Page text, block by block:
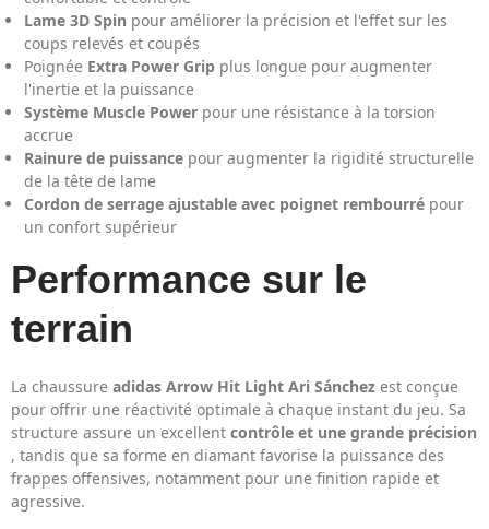
Lame 3D Spin pour améliorer la précision et l'effet sur les
coups relevés et coupés
Poignée Extra Power Grip plus longue pour augmenter
l'inertie et la puissance
Système Muscle Power pour une résistance à la torsion
accrue
Rainure de puissance pour augmenter la rigidité structurelle
de la tête de lame
Cordon de serrage ajustable avec poignet rembourré pour
un confort supérieur
Performance sur le
terrain
La chaussure adidas Arrow Hit Light Ari Sánchez est conçue
pour offrir une réactivité optimale à chaque instant du jeu. Sa
structure assure un excellent contrôle et une grande précision
, tandis que sa forme en diamant favorise la puissance des
frappes offensives, notamment pour une finition rapide et
agressive.